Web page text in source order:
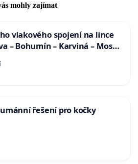
mohly zajímat
vlakového spojení na lince
– Bohumín – Karviná – Mosty
řešení pro kočky